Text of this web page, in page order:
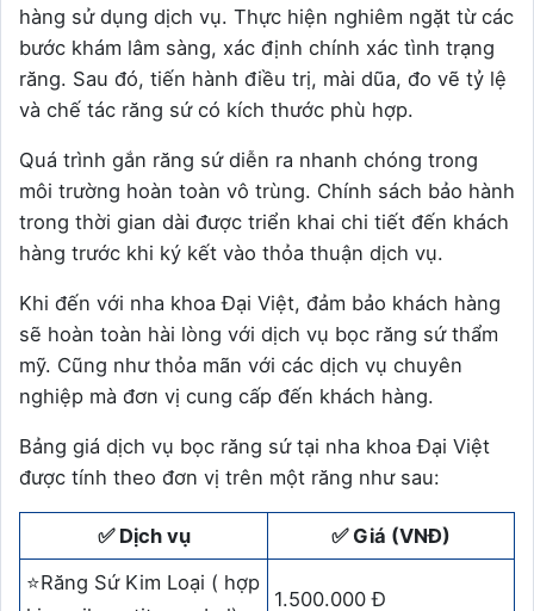
hàng sử dụng dịch vụ. Thực hiện nghiêm ngặt từ các
bước khám lâm sàng, xác định chính xác tình trạng
răng. Sau đó, tiến hành điều trị, mài dũa, đo vẽ tỷ lệ
và chế tác răng sứ có kích thước phù hợp.
Quá trình gắn răng sứ diễn ra nhanh chóng trong
môi trường hoàn toàn vô trùng. Chính sách bảo hành
trong thời gian dài được triển khai chi tiết đến khách
hàng trước khi ký kết vào thỏa thuận dịch vụ.
Khi đến với nha khoa Đại Việt, đảm bảo khách hàng
sẽ hoàn toàn hài lòng với dịch vụ bọc răng sứ thẩm
mỹ. Cũng như thỏa mãn với các dịch vụ chuyên
nghiệp mà đơn vị cung cấp đến khách hàng.
Bảng giá dịch vụ bọc răng sứ tại nha khoa Đại Việt
được tính theo đơn vị trên một răng như sau:
✅ Dịch vụ
✅ Giá (VNĐ)
⭐Răng Sứ Kim Loại ( hợp
1.500.000 Đ